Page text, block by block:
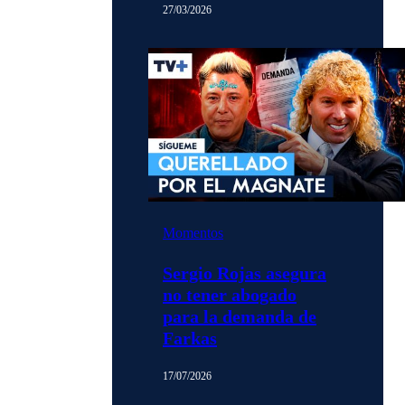
27/03/2026
Momentos
Sergio Rojas asegura
no tener abogado
para la demanda de
Farkas
17/07/2026